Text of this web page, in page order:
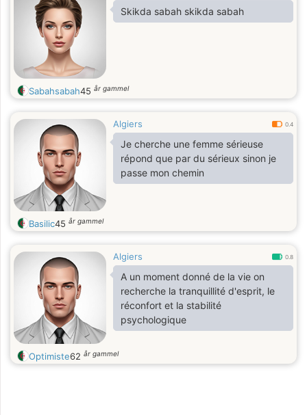
Skikda sabah skikda sabah
Sabahsabah45 år gammel
Algiers 0.4
Je cherche une femme sérieuse
répond que par du sérieux sinon je
passe mon chemin
Basilic45 år gammel
Algiers 0.8
A un moment donné de la vie on
recherche la tranquillité d'esprit, le
réconfort et la stabilité
psychologique
Optimiste62 år gammel